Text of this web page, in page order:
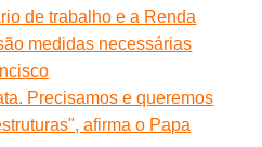
de trabalho e a Renda
medidas necessárias
Precisamos e queremos
afirma o Papa